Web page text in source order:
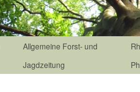
Allgemeine Forst- und
Jagdzeitung